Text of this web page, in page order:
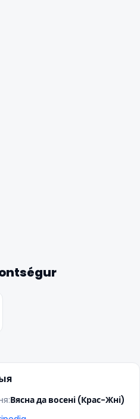
Вясна да восені (Крас-Жні)